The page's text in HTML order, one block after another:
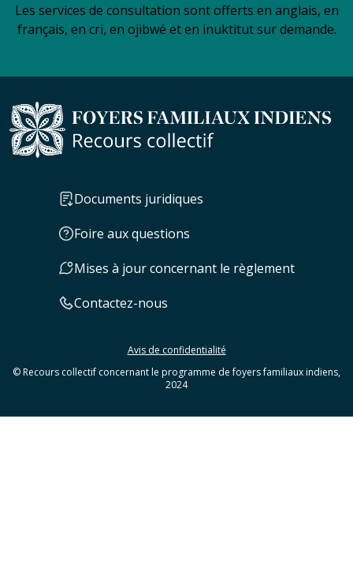
Les services de consultation sont offerts en anglais, en
français, en cri, en ojibwé et en inuktitut sur demande.
Documents juridiques
Foire aux questions
Mises à jour concernant le règlement
Contactez-nous
Avis de confidentialité
© Recours collectif concernant le programme de foyers familiaux indiens,
2024